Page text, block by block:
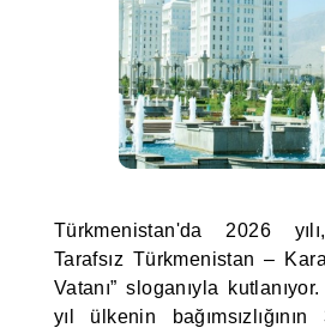
Türkmenistan'da 2026
Tarafsız Türkmenistan –
Vatanı” sloganıyla
yıl ülkenin